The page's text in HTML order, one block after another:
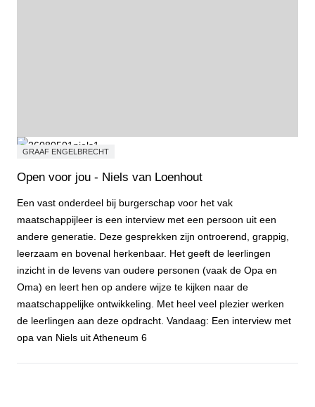
GRAAF ENGELBRECHT
Open voor jou - Niels van Loenhout
Een vast onderdeel bij burgerschap voor het vak
maatschappijleer is een interview met een persoon uit een
andere generatie. Deze gesprekken zijn ontroerend, grappig,
leerzaam en bovenal herkenbaar. Het geeft de leerlingen
inzicht in de levens van oudere personen (vaak de Opa en
Oma) en leert hen op andere wijze te kijken naar de
maatschappelijke ontwikkeling. Met heel veel plezier werken
de leerlingen aan deze opdracht. Vandaag: Een interview met
opa van Niels uit Atheneum 6